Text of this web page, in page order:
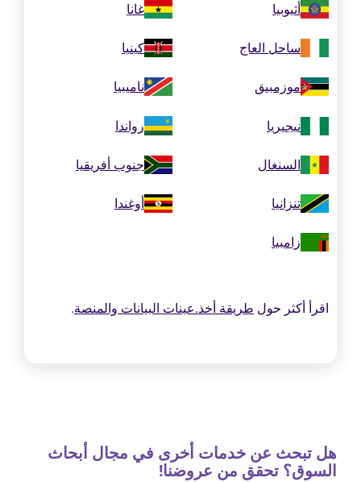
أثيوبيا غانا
ساحل العاج كينيا
موزمبيق ناميبيا
نيجيريا رواندا
السنغال جنوب أفريقيا
تنزانيا أوغندا
زامبيا
اقرأ أكثر حول طريقة أخذ.عينات البيانات والمنصة.
هل تبحث عن خدمات أخرى في مجال أبحاث
السوق؟ تحقق من عروضنا!